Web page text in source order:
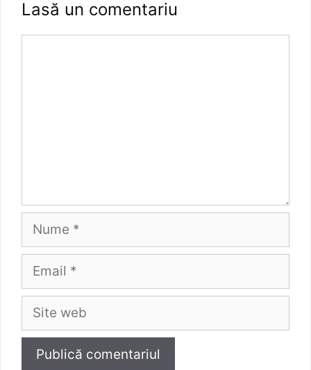
Lasă un comentariu